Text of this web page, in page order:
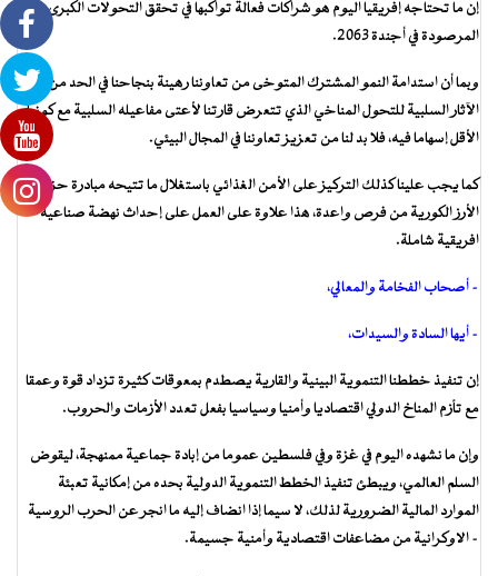
إن ما تحتاجه إفريقيا اليوم هو شراكات فعالة تواكبها في تحقق التحولات الكبرى
المرصودة في أجندة 2063.
وبما أن استدامة النمو المشترك المتوخى من تعاوننا رهينة بنجاحنا في الحد من
الآثار السلبية للتحول المناخي الذي تتعرض قارتنا لأعتى مفاعيله السلبية مع كونها
الأقل إسهاما فيه، فلا بد لنا من تعزيز تعاوننا في المجال البيئي.
كما يجب علينا كذلك التركيز على الأمن الغذائي باستغلال ما تتيحه مبادرة حزام
الأرز الكورية من فرص واعدة، هذا علاوة على العمل على إحداث نهضة صناعية
افريقية شاملة.
– أصحاب الفخامة والمعالي،
– أيها السادة والسيدات،
إن تنفيذ خططنا التنموية البينية والقارية يصطدم بمعوقات كثيرة تزداد قوة وعمقا
مع تأزم المناخ الدولي اقتصاديا وأمنيا وسياسيا بفعل تعدد الأزمات والحروب.
وإن ما نشهده اليوم في غزة وفي فلسطين عموما من إبادة جماعية ممنهجة، ليقوض
السلم العالمي، ويبطئ تنفيذ الخطط التنموية الدولية بحده من إمكانية تعبئة
الموارد المالية الضرورية لذلك، لا سيما إذا انضاف إليه ما انجر عن الحرب الروسية
– الاوكرانية من مضاعفات اقتصادية وأمنية جسيمة.